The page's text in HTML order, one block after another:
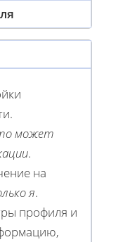
может
.
на
я.
профиля и